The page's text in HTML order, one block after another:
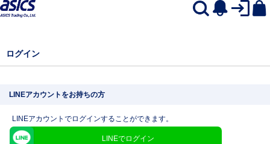
ログイン
LINEアカウントをお持ちの方
LINEアカウントでログインすることができます。
LINEでログイン